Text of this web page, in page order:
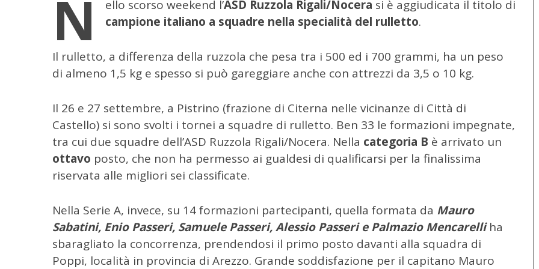
N ello scorso weekend l’ASD Ruzzola Rigali/Nocera si è aggiudicata il titolo di
campione italiano a squadre nella specialità del rulletto.
Il rulletto, a differenza della ruzzola che pesa tra i 500 ed i 700 grammi, ha un peso
di almeno 1,5 kg e spesso si può gareggiare anche con attrezzi da 3,5 o 10 kg.
Il 26 e 27 settembre, a Pistrino (frazione di Citerna nelle vicinanze di Città di
Castello) si sono svolti i tornei a squadre di rulletto. Ben 33 le formazioni impegnate,
tra cui due squadre dell’ASD Ruzzola Rigali/Nocera. Nella categoria B è arrivato un
ottavo posto, che non ha permesso ai gualdesi di qualificarsi per la finalissima
riservata alle migliori sei classificate.
Nella Serie A, invece, su 14 formazioni partecipanti, quella formata da Mauro
Sabatini, Enio Passeri, Samuele Passeri, Alessio Passeri e Palmazio Mencarelliha
sbaragliato la concorrenza, prendendosi il primo posto davanti alla squadra di
Poppi, località in provincia di Arezzo. Grande soddisfazione per il capitano Mauro
c
a
e
: